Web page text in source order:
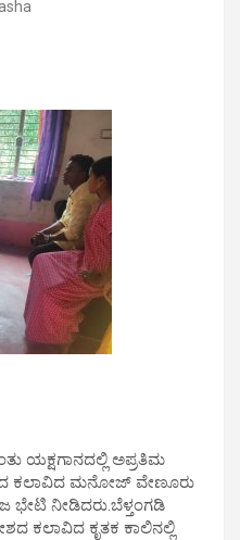
ಯಕ್ಷಗಾನದಲ್ಲಿ ಅಪ್ರತಿಮ
ಕಲಾವಿದ ಮನೋಜ್ ವೇಣೂರು
ಭೇಟಿ ನೀಡಿದರು.ಬೆಳ್ತಂಗಡಿ
ಕಲಾವಿದ ಕೃತಕ ಕಾಲಿನಲ್ಲಿ